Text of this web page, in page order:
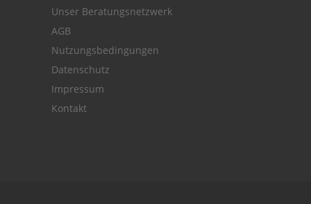
Unser Beratungsnetzwerk
AGB
Nutzungsbedingungen
Datenschutz
Impressum
Kontakt